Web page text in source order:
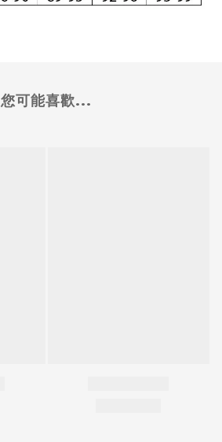
您可能喜歡...